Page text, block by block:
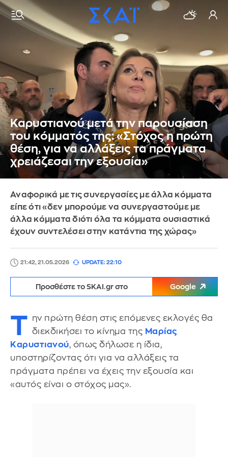
Καρυστιανού μετά την παρουσίαση
του κόμματός της: «Στόχος η πρώτη
θέση, για να αλλάξεις τα πράγματα
χρειάζεσαι την εξουσία»
Αναφορικά με τις συνεργασίες με άλλα κόμματα
είπε ότι «δεν μπορούμε να συνεργαστούμε με
άλλα κόμματα διότι όλα τα κόμματα ουσιαστικά
έχουν συντελέσει στην κατάντια της χώρας»
21:42, 21.05.2026 UPDATE: 22:10
Προσθέστε το SKAI.gr στο Google
Τ ην πρώτη θέση στις επόμενες εκλογές θα
διεκδικήσει το κίνημα της Μαρίας
Καρυστιανού, όπως δήλωσε η ίδια,
υποστηρίζοντας ότι για να αλλάξεις τα
πράγματα πρέπει να έχεις την εξουσία και
«αυτός είναι ο στόχος μας».